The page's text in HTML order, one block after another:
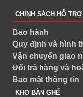
CHÍNH SÁCH HỖ TRỢ
Bảo hành
Quy định và hình
Vận chuyển giao
Đổi trả hàng và
Bảo mật thông tin
KHO BÀN GHẾ